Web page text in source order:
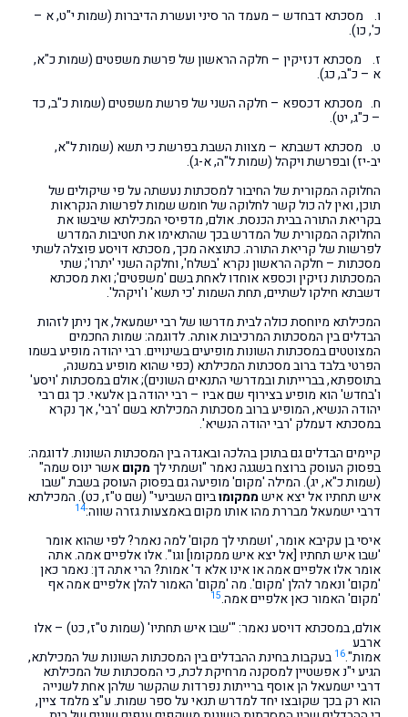
ו. מסכתא דבחדש – מעמד הר סיני ועשרת הדיברות (שמות י"ט, א –
כ', כו).
ז. מסכתא דנזיקין – חלקה הראשון של פרשת משפטים (שמות כ"א,
א – כ"ב, כג).
ח. מסכתא דכספא – חלקה השני של פרשת משפטים (שמות כ"ב, כד
– כ"ג, יט).
ט. מסכתא דשבתא – מצוות השבת בפרשת כי תשא (שמות ל"א,
יב-יז) ובפרשת ויקהל (שמות ל"ה, א-ג).
החלוקה המקורית של החיבור למסכתות נעשתה על פי שיקולים של
תוכן, ואין לה כול קשר לחלוקה של חומש שמות לפרשות הנקראות
בקריאת התורה בבית הכנסת. אולם, מדפיסי המכילתא שיבשו את
החלוקה המקורית של המדרש בכך שהתאימו את חטיבות המדרש
לפרשות של קריאת התורה. כתוצאה מכך, מסכתא דויסע פוצלה לשתי
מסכתות – חלקה הראשון נקרא 'בשלח', וחלקה השני 'יתרו'; שתי
המסכתות נזיקין וכספא אוחדו לאחת בשם 'משפטים'; ואת מסכתא
דשבתא חילקו לשתיים, תחת השמות 'כי תשא' ו'ויקהל'.
המכילתא מיוחסת כולה לבית מדרשו של רבי ישמעאל, אך ניתן לזהות
הבדלים בין המסכתות המרכיבות אותה. לדוגמה: שמות החכמים
המצוטטים במסכתות השונות מופיעים בשינויים. רבי יהודה מופיע בשמו
הפרטי בלבד ברוב מסכתות המכילתא (כפי שהוא מופיע במשנה,
בתוספתא, בברייתות ובמדרשי התנאים השונים); אולם במסכתות 'ויסע'
ו'בחדש' הוא מופיע בצירוף שם אביו – רבי יהודה בן אלעאי. כך גם רבי
יהודה הנשיא, המופיע ברוב מסכתות המכילתא בשם 'רבי', אך נקרא
במסכתא דעמלק 'רבי יהודה הנשיא'.
קיימים הבדלים גם בתוכן בהלכה ובאגדה בין המסכתות השונות. לדוגמה:
בפסוק העוסק ברוצח בשגגה נאמר "ושמתי לךמקוםאשר ינוס שמה"
(שמות כ"א, יג). המילה 'מקום' מופיעה גם בפסוק העוסק בשבת "שבו
איש תחתיו אל יצא אישממקומוביום השביעי" (שם ט"ז, כט). המכילתא
דרבי ישמעאל מבררת מהו אותו מקום באמצעות גזרה שווה:14
איסי בן עקיבא אומר, 'ושמתי לך מקום' למה נאמר? לפי שהוא אומר
'שבו איש תחתיו [אל יצא איש ממקומו] וגו". אלו אלפיים אמה. אתה
אומר אלו אלפיים אמה או אינו אלא ד' אמות? הרי אתה דן: נאמר כאן
'מקום' ונאמר להלן 'מקום'. מה 'מקום' האמור להלן אלפיים אמה אף
'מקום' האמור כאן אלפיים אמה.15
אולם, במסכתא דויסע נאמר: "'שבו איש תחתיו' (שמות ט"ז, כט) – אלו
ארבע
אמות".16 בעקבות בחינת ההבדלים בין המסכתות השונות של המכילתא,
הגיע י"נ אפשטיין למסקנה מרחיקת לכת, כי המסכתות של המכילתא
דרבי ישמעאל הן אוסף ברייתות נפרדות שהקשר שלהן אחת לשנייה
הוא רק בכך שקובצו יחד למדרש תנאי על ספר שמות. ע"צ מלמד ציין,